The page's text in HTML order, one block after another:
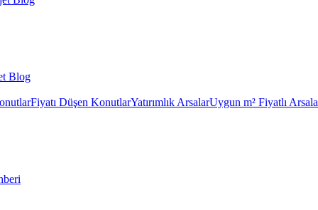
Blog
Fiyatı Düşen KonutlarYatırımlık ArsalarUygun m² Fiyatlı